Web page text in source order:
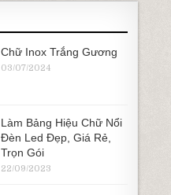
Chữ Inox Trắng Gương
03/07/2024
Làm Bảng Hiệu Chữ Nổi
Đèn Led Đẹp, Giá Rẻ,
Trọn Gói
22/09/2023